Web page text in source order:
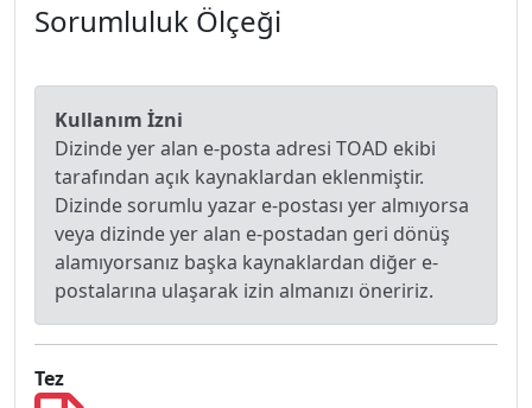
Sorumluluk Ölçeği
Kullanım İzni
Dizinde yer alan e-posta adresi TOAD ekibi
tarafından açık kaynaklardan eklenmiştir.
Dizinde sorumlu yazar e-postası yer almıyorsa
veya dizinde yer alan e-postadan geri dönüş
alamıyorsanız başka kaynaklardan diğer e-
postalarına ulaşarak izin almanızı öneririz.
Tez